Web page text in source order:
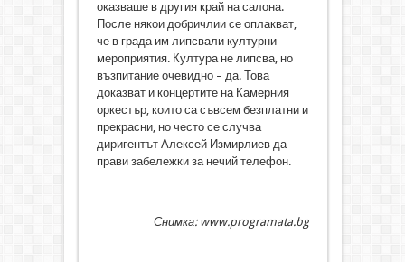
оказваше в другия край на салона.
После някои добричлии се оплакват,
че в града им липсвали културни
мероприятия. Култура не липсва, но
възпитание очевидно – да. Това
доказват и концертите на Камерния
оркестър, които са съвсем безплатни и
прекрасни, но често се случва
диригентът Алексей Измирлиев да
прави забележки за нечий телефон.
Снимка: www.programata.bg